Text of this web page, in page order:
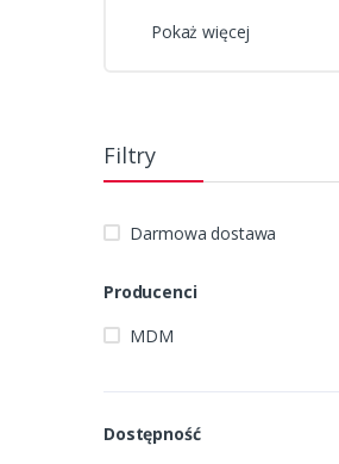
Pokaż więcej
Filtry
Darmowa dostawa
Producenci
MDM
Dostępność